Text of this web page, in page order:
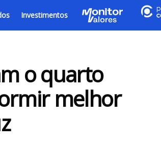
Investimentos
o quarto
melhor